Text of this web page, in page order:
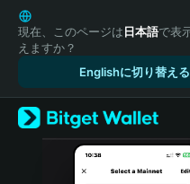
English
日本語
Tiếng Việt
Español (Latinoamérica)
Türkçe
Italiano
現在、このページは日本語で表
えますか？
Englishに切り替える